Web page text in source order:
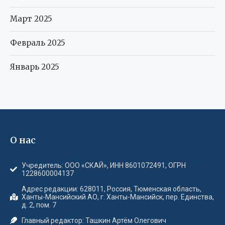
Март 2025
Февраль 2025
Январь 2025
О нас
Учредитель: ООО «СКАЙ», ИНН 8601072491, ОГРН
1228600004137
Адрес редакции: 628011, Россия, Тюменская область,
Ханты-Мансийский АО, г. Ханты-Мансийск, пер. Единства,
д. 2, пом. 7
Главный редактор: Ташкин Артём Олегович